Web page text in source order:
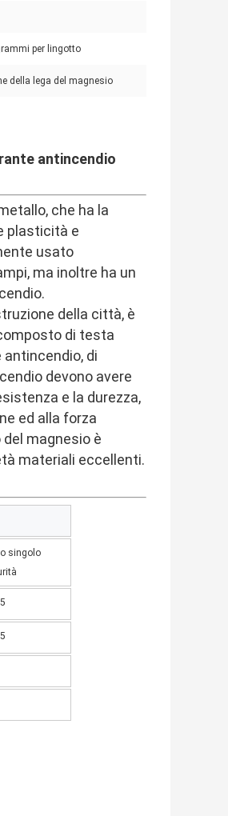
per lingotto
della lega del magnesio
antincendio
che ha la
plasticità e
usato
ma inoltre ha un
della città, è
di testa
di
devono avere
e la durezza,
ed alla forza
magnesio è
materiali eccellenti.
singolo